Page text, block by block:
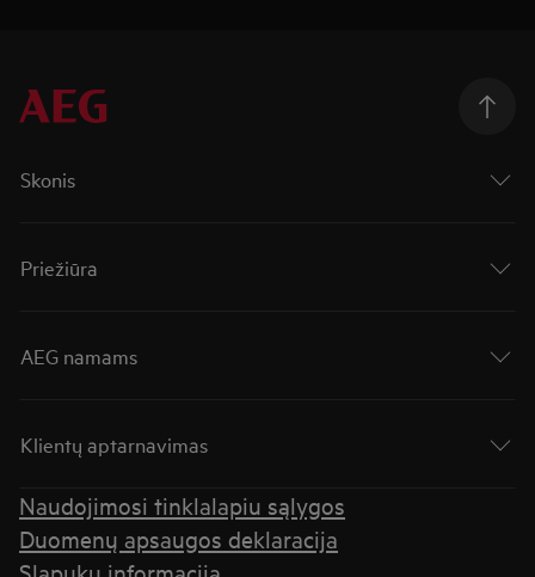
Skonis
Priežiūra
AEG namams
Klientų aptarnavimas
Naudojimosi tinklalapiu sąlygos
Duomenų apsaugos deklaracija